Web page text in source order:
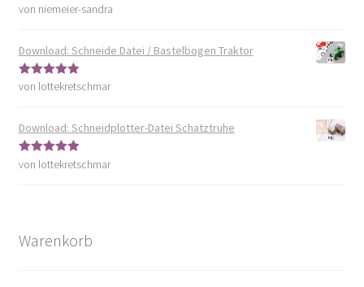
Bewertet mit
von niemeier-sandra
Download: Schneide Datei / Bastelbogen Traktor
Bewertet mit
von lottekretschmar
Download: Schneidplotter-Datei Schatztruhe
Bewertet mit
von lottekretschmar
Warenkorb